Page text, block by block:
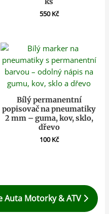
550Kč
Bílý permanentní
popisovač na pneumatiky
2 mm – guma, kov, sklo,
dřevo
100Kč
Auta Motorky & ATV